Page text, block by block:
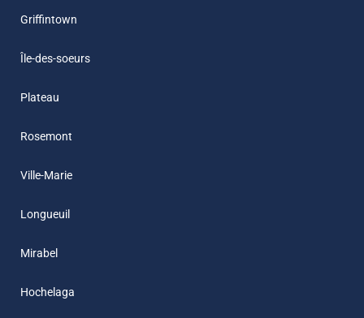
Griffintown
Île-des-soeurs
Plateau
Rosemont
Ville-Marie
Longueuil
Mirabel
Hochelaga